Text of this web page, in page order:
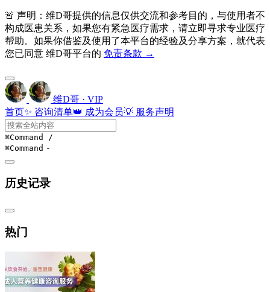
🚨 声明：维D哥提供的信息仅供交流和参考目的，与使用者不
构成医患关系，如果您有紧急医疗需求，请立即寻求专业医疗
帮助。如果你借鉴及使用了本平台的经验及分享方案，就代表
您已同意 维D哥平台的 免责条款 →
维D哥 · VIP
首页✨ 咨询清单👑 成为会员💡 服务声明
⌘Command /
⌘Command -
历史记录
热门